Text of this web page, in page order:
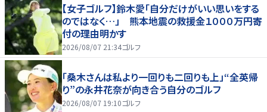
【女子ゴルフ】鈴木愛「自分だけがいい思いをする
のではなく…」 熊本地震の救援金１０００万円寄
付の理由明かす
2026/08/07 21:34ゴルフ
「桑木さんは私より一回りも二回りも上」“全英帰
り”の永井花奈が向き合う自分のゴルフ
2026/08/07 19:10ゴルフ